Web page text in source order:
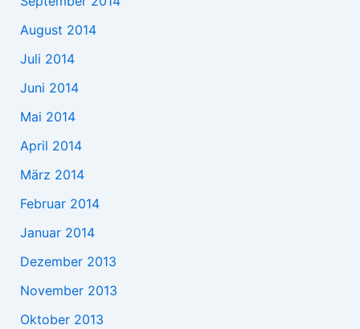
August 2014
Juli 2014
Juni 2014
Mai 2014
April 2014
März 2014
Februar 2014
Januar 2014
Dezember 2013
November 2013
Oktober 2013